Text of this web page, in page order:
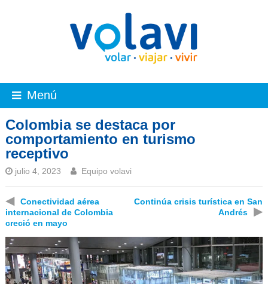
Menú
Colombia se destaca por
comportamiento en turismo
receptivo
julio 4, 2023 Equipo volavi
◀
Conectividad aérea
internacional de Colombia
creció en mayo
Continúa crisis turística en San
Andrés
▶